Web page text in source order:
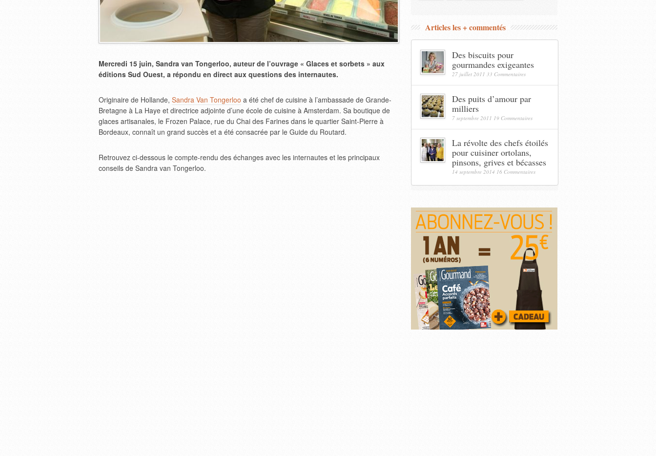
Mercredi 15 juin, Sandra van Tongerloo, auteur de l’ouvrage « Glaces et sorbets » aux
éditions Sud Ouest, a répondu en direct aux questions des internautes.
Originaire de Hollande, Sandra Van Tongerloo a été chef de cuisine à l’ambassade de Grande-
Bretagne à La Haye et directrice adjointe d’une école de cuisine à Amsterdam. Sa boutique de
glaces artisanales, le Frozen Palace, rue du Chai des Farines dans le quartier Saint-Pierre à
Bordeaux, connaît un grand succès et a été consacrée par le Guide du Routard.
Retrouvez ci-dessous le compte-rendu des échanges avec les internautes et les principaux
conseils de Sandra van Tongerloo.
Articles les + commentés
Des biscuits pour
gourmandes exigeantes
27 juillet 2011 33 Commentaires
Des puits d’amour par
milliers
7 septembre 2011 19 Commentaires
La révolte des chefs étoilés
pour cuisiner ortolans,
pinsons, grives et bécasses
14 septembre 2014 16 Commentaires